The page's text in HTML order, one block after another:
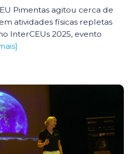
Pimentas agitou cerca de
atividades físicas repletas
InterCEUs 2025, evento